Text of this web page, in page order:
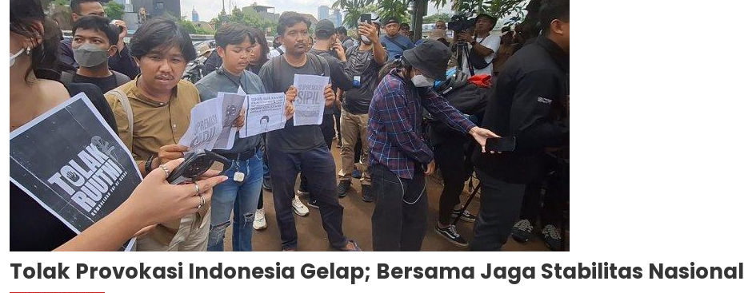
Tolak Provokasi Indonesia Gelap; Bersama Jaga Stabilitas Nasional